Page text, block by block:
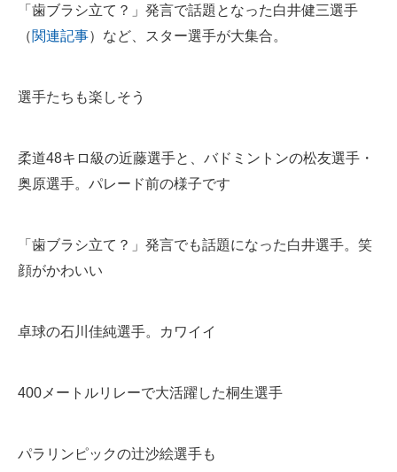
「歯ブラシ立て？」発言で話題となった白井健三選手
（関連記事）など、スター選手が大集合。
選手たちも楽しそう
柔道48キロ級の近藤選手と、バドミントンの松友選手・
奥原選手。パレード前の様子です
「歯ブラシ立て？」発言でも話題になった白井選手。笑
顔がかわいい
卓球の石川佳純選手。カワイイ
400メートルリレーで大活躍した桐生選手
パラリンピックの辻沙絵選手も